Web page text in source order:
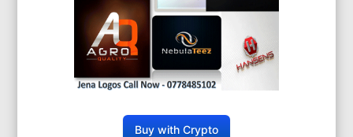
Buy with Crypto